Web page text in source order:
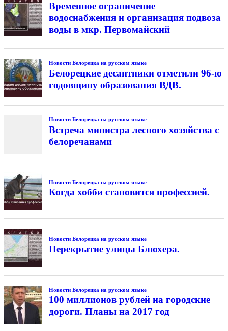
Временное ограничение
водоснабжения и организация подвоза
воды в мкр. Первомайский
Новости Белорецка на русском языке
Белорецкие десантники отметили 96-ю
годовщину образования ВДВ.
Новости Белорецка на русском языке
Встреча министра лесного хозяйства с
белоречанами
Новости Белорецка на русском языке
Когда хобби становится профессией.
Новости Белорецка на русском языке
Перекрытие улицы Блюхера.
Новости Белорецка на русском языке
100 миллионов рублей на городские
дороги. Планы на 2017 год